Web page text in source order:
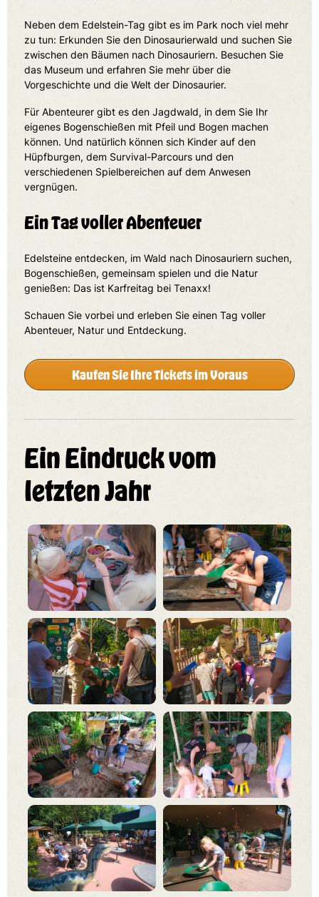
Neben dem Edelstein-Tag gibt es im Park noch viel mehr
zu tun: Erkunden Sie den Dinosaurierwald und suchen Sie
zwischen den Bäumen nach Dinosauriern. Besuchen Sie
das Museum und erfahren Sie mehr über die
Vorgeschichte und die Welt der Dinosaurier.
Für Abenteurer gibt es den Jagdwald, in dem Sie Ihr
eigenes Bogenschießen mit Pfeil und Bogen machen
können. Und natürlich können sich Kinder auf den
Hüpfburgen, dem Survival-Parcours und den
verschiedenen Spielbereichen auf dem Anwesen
vergnügen.
Ein Tag voller Abenteuer
Edelsteine entdecken, im Wald nach Dinosauriern suchen,
Bogenschießen, gemeinsam spielen und die Natur
genießen: Das ist Karfreitag bei Tenaxx!
Schauen Sie vorbei und erleben Sie einen Tag voller
Abenteuer, Natur und Entdeckung.
Kaufen Sie Ihre Tickets im Voraus
Ein Eindruck vom
letzten Jahr